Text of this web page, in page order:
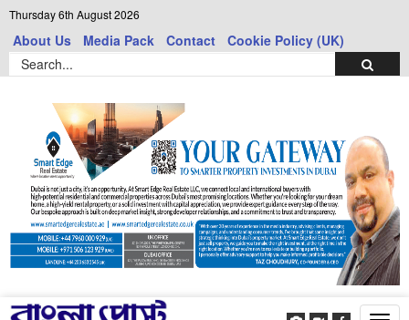
Thursday 6th August 2026
About Us Media Pack Contact Cookie Policy (UK)